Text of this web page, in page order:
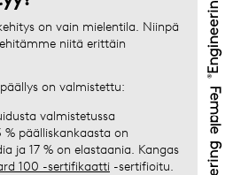
on vain mielentila. Niinpä
niitä erittäin
on valmistettu:
valmistetussa
päälliskankaasta on
ja 17 % on elastaania. Kangas
100 -sertifikaatti -sertifioitu.